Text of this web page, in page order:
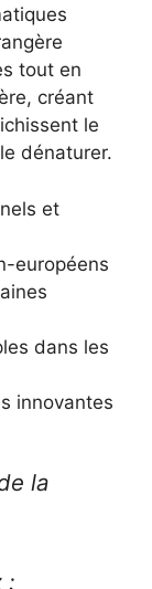
tout en
créant
le
dénaturer.
et
européens
dans les
innovantes
la
: